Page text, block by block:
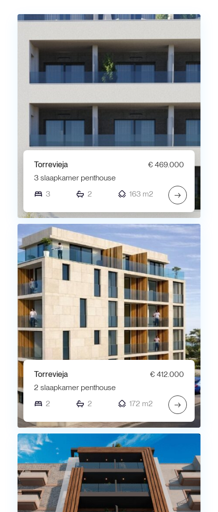
Torrevieja
€ 469.000
3 slaapkamer penthouse
3
2 163 m2 →
Torrevieja
€ 412.000
2 slaapkamer penthouse
2
2 172 m2 →